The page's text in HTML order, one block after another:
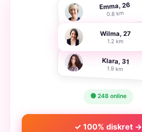
Emma, 26
0.8 km
Wilma, 27
1.2 km
Klara, 31
1.9 km
🟢 248 online
✓ 100% diskret →